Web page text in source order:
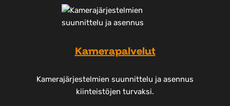
Kamerapalvelut
Kamerajärjestelmien suunnittelu ja asennus
kiinteistöjen turvaksi.